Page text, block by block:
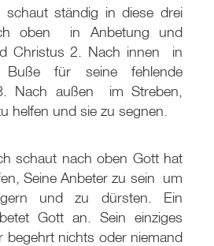
schaut ständig in diese drei
oben ­ in Anbetung und
Christus 2. Nach innen ­ in
Buße für seine fehlende
Nach außen ­ im Streben,
helfen und sie zu segnen.
schaut nach oben Gott hat
Seine Anbeter zu sein ­ um
und zu dürsten. Ein
Gott an. Sein einziges
begehrt nichts oder niemand